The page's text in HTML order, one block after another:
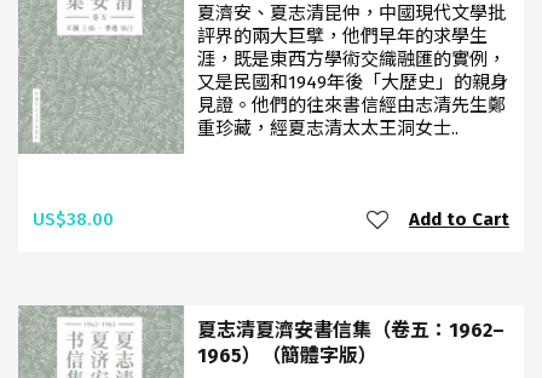
夏濟安、夏志清昆仲，中國現代文學批
評界的兩大巨擘，他們早年的求學生
涯，既是東西方學術交織融匯的實例，
又是民國和1949年後「大歷史」的親身
見證。他們的往來書信經由志清先生鄭
重珍藏，經夏志清太太王洞女士..
US$38.00 Add to Cart
夏志清夏濟安書信集（卷五：1962–
1965）（簡體字版）